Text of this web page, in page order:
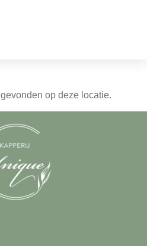
op deze locatie.